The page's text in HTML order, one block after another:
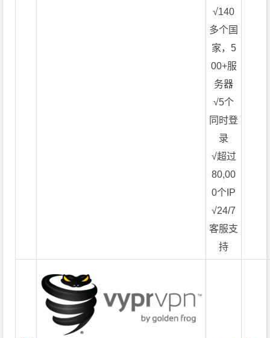
√140
多个国
家，5
00+服
务器
√5个
同时登
录
√超过
80,00
0个IP
√24/7
客服支
持